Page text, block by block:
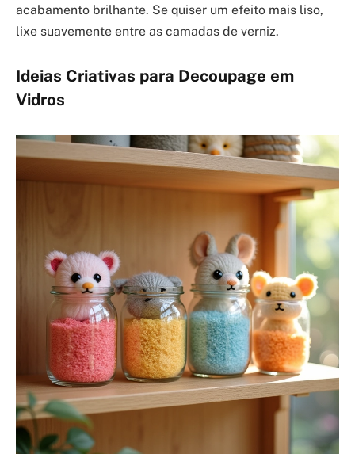
acabamento brilhante. Se quiser um efeito mais liso,
lixe suavemente entre as camadas de verniz.
Ideias Criativas para Decoupage em
Vidros